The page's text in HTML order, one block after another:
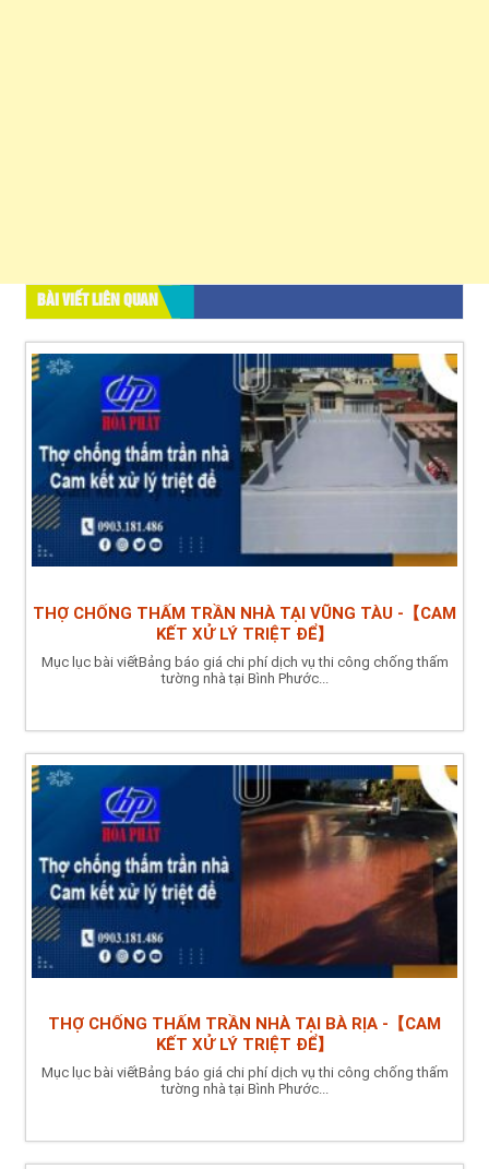
BÀI VIẾT LIÊN QUAN
THỢ CHỐNG THẤM TRẦN NHÀ TẠI VŨNG TÀU -【CAM
KẾT XỬ LÝ TRIỆT ĐỂ】
Mục lục bài viếtBảng báo giá chi phí dịch vụ thi công chống thấm
tường nhà tại Bình Phước...
THỢ CHỐNG THẤM TRẦN NHÀ TẠI BÀ RỊA -【CAM
KẾT XỬ LÝ TRIỆT ĐỂ】
Mục lục bài viếtBảng báo giá chi phí dịch vụ thi công chống thấm
tường nhà tại Bình Phước...